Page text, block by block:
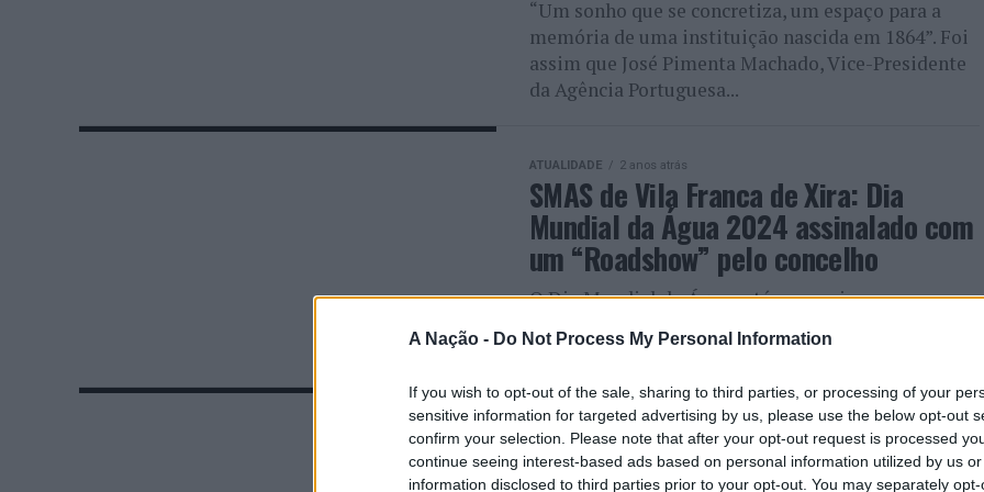
A Nação - Do Not Process My Personal Information
If you wish to opt-out of the sale, sharing to third parties, or processing of your
sensitive information for targeted advertising by us, please use the below opt-out
confirm your selection. Please note that after your opt-out request is processed
continue seeing interest-based ads based on personal information utilized by us
information disclosed to third parties prior to your opt-out. You may separately
“Um sonho que se concretiza, um espaço para a
memória de uma instituição nascida em 1864”. Foi
assim que José Pimenta Machado, Vice-Presidente
da Agência Portuguesa...
ATUALIDADE 2 anos atrás
SMAS de Vila Franca de Xira: Dia
Mundial da Água 2024 assinalado com
um “Roadshow” pelo concelho
O Dia Mundial da Água está a aproximar-se e os
através de um “Roadshow” entre os...
ATUALIDADE
“Água é Vida” – Campanha de